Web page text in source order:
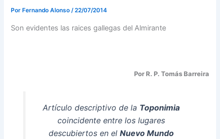
Por Fernando Alonso/22/07/2014
Son evidentes las raices gallegas del Almirante
Por R. P. Tomás Barreira
Artículo descriptivo de la Toponimia
coincidente entre los lugares
descubiertos en el Nuevo Mundo